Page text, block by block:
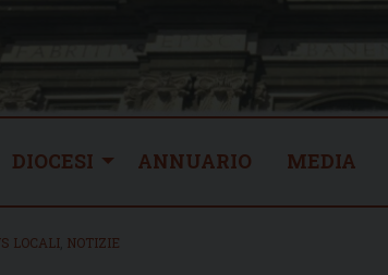
DIOCESI ANNUARIO MEDIA
LOCALI NOTIZIE